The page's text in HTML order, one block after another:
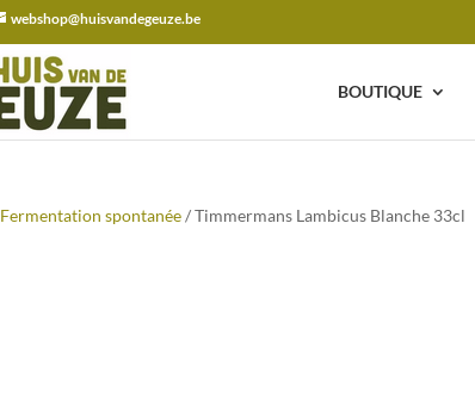
webshop@huisvandegeuze.be
BOUTIQUE
Fermentation spontanée/ Timmermans Lambicus Blanche 33cl